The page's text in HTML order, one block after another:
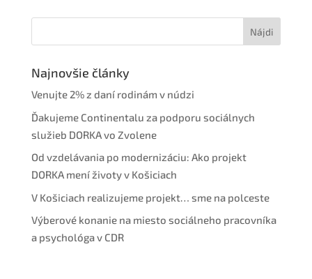
Najnovšie články
Venujte 2% z daní rodinám v núdzi
Ďakujeme Continentalu za podporu sociálnych
služieb DORKA vo Zvolene
Od vzdelávania po modernizáciu: Ako projekt
DORKA mení životy v Košiciach
V Košiciach realizujeme projekt… sme na polceste
Výberové konanie na miesto sociálneho pracovníka
a psychológa v CDR